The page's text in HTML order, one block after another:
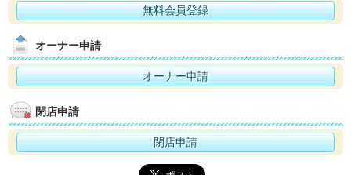
無料会員登録
オーナー申請
オーナー申請
閉店申請
閉店申請